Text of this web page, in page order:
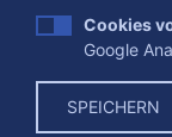
Presse
Cookies
Google
SPEICHERN